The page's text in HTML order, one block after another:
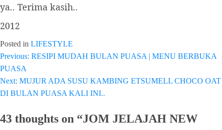
ya.. Terima kasih..
2012
Posted in LIFESTYLE
Post
navigation
Previous: RESIPI MUDAH BULAN PUASA | MENU BERBUKA
PUASA
Next: MUJUR ADA SUSU KAMBING ETSUMELL CHOCO OAT
DI BULAN PUASA KALI INI..
43 thoughts on “JOM JELAJAH NEW